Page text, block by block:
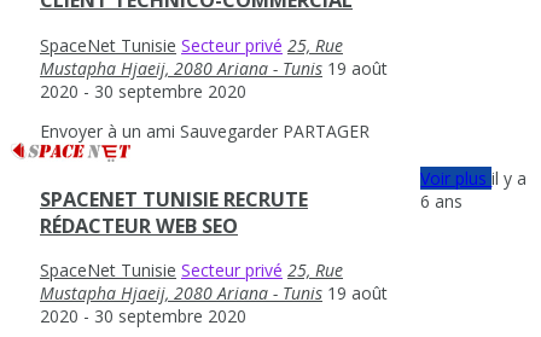
SpaceNet Tunisie Secteur privé 25, Rue
Mustapha Hjaeij, 2080 Ariana - Tunis 19 août
2020 - 30 septembre 2020
Envoyer à un ami Sauvegarder PARTAGER
SPACENET TUNISIE RECRUTE
RÉDACTEUR WEB SEO
SpaceNet Tunisie Secteur privé 25, Rue
Mustapha Hjaeij, 2080 Ariana - Tunis 19 août
2020 - 30 septembre 2020
Voir plusil y a
6 ans